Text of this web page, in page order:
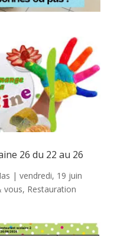
26 du 22 au 26
| vendredi, 19 juin
vous, Restauration